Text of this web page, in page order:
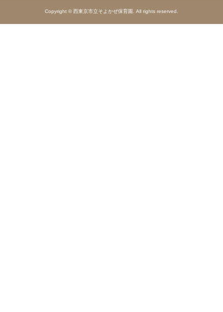
Copyright © 西東京市立そよかぜ保育園. All rights reserved.